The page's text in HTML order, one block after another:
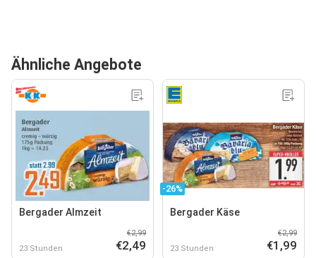
Ähnliche Angebote
Bergader Almzeit
23 Stunden
€2,99
€2,49
-26%
Bergader Käse
23 Stunden
€2,99
€1,99